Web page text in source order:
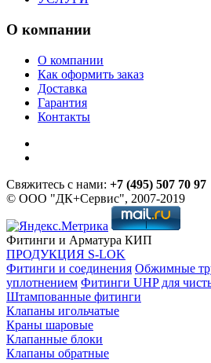
О компании
О компании
Как оформить заказ
Доставка
Гарантия
Контакты
Свяжитесь с нами: +7 (495) 507 70 97
© ООО "ДК+Сервис", 2007-2019
Фитинги и Арматура КИП
ПРОДУКЦИЯ S-LOK
Фитинги и соединения Обжимные
уплотнением Фитинги UHP для
Штампованные фитинги
Клапаны игольчатые
Краны шаровые
Клапанные блоки
Клапаны обратные